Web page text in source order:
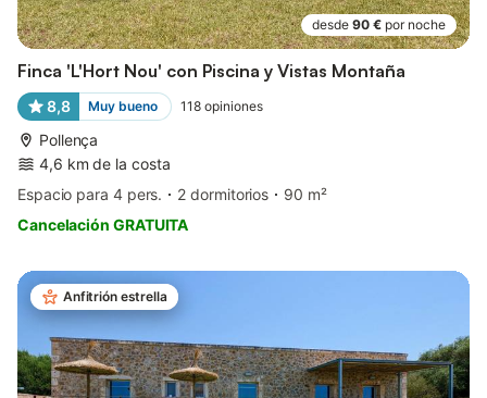
desde 90 € por noche
Finca 'L'Hort Nou' con Piscina y Vistas Montaña
8,8 Muy bueno 118 opiniones
Pollença
4,6 km de la costa
Espacio para 4 pers.
2 dormitorios
90 m²
Cancelación GRATUITA
Anfitrión estrella